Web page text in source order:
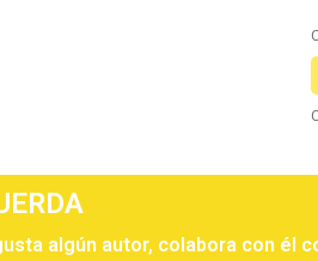
algún autor, colabora con él